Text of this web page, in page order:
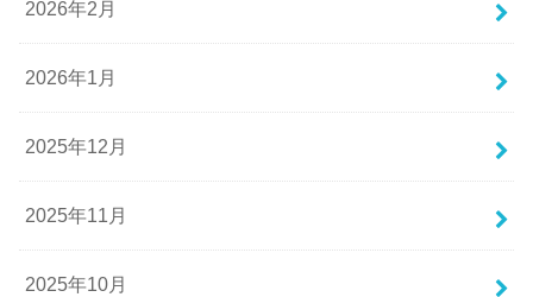
2026年2月
2026年1月
2025年12月
2025年11月
2025年10月